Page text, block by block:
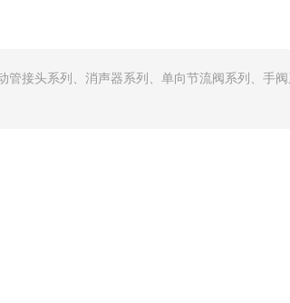
管接头系列、消声器系列、单向节流阀系列、手